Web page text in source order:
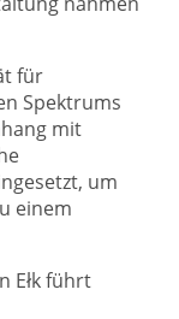
für
Spektrums
mit
um
einem
Ełk führt